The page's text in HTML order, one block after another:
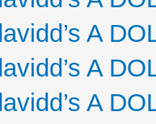
A
A
A